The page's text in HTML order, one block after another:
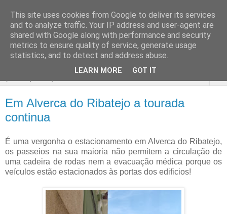
Passeio
Livre
Em Alverca do Ribatejo a tourada
continua
É uma vergonha o estacionamento em Alverca do Ribatejo,
os passeios na sua maioria não permitem a circulação de
uma cadeira de rodas nem a evacuação médica porque os
veículos estão estacionados às portas dos edificios!
This site uses cookies from Google to deliver its services
and to analyze traffic. Your IP address and user-agent are
shared with Google along with performance and security
metrics to ensure quality of service, generate usage
statistics, and to detect and address abuse.
LEARN MORE GOT IT